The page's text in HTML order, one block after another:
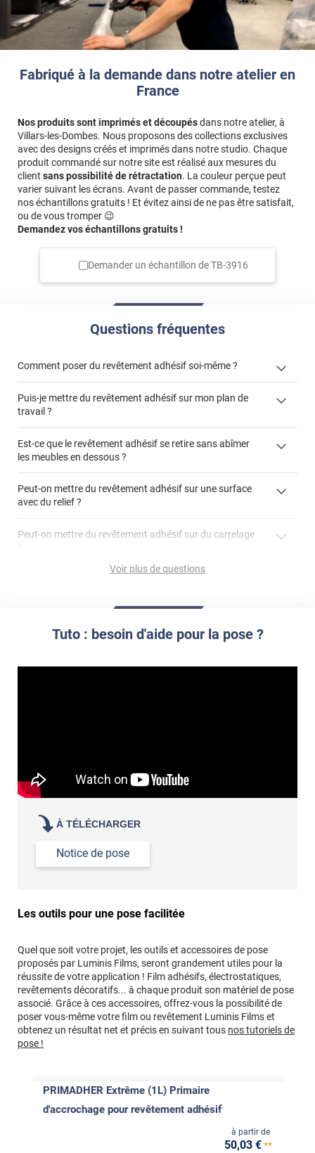
Fabriqué à la demande dans notre atelier en
France
Nos produits sont imprimés et découpésdans notre atelier, à
Villars-les-Dombes. Nous proposons des collections exclusives
avec des designs créés et imprimés dans notre studio. Chaque
produit commandé sur notre site est réalisé aux mesures du
client sans possibilité de rétractation. La couleur perçue peut
varier suivant les écrans. Avant de passer commande, testez
nos échantillons gratuits ! Et évitez ainsi de ne pas être satisfait,
ou de vous tromper 😉
Demandez vos échantillons gratuits !
Demander un échantillon deTB-3916
Questions fréquentes
Comment poser du revêtement adhésif soi-même ?
« Comment poser un revêtement adhésif ? »
Puis-je mettre du revêtement adhésif sur mon plan de
travail ?
revêtement adhésif sur un plan de travail de cuisine ?"
Est-ce que le revêtement adhésif se retire sans abîmer
les meubles en dessous ?
Utiliser une solution de dépose pour annuler l'action de la
revêtement adhésif.
Peut-on mettre du revêtement adhésif sur une surface
avec du relief ?
Peut-on mettre du revêtement adhésif sur du carrelage
Lisser la surface avec un enduit de lissage au préalable
Réussir la pose d'un revêtement adhésif dans les angles. »
Voir plus de questions
Tuto : besoin d'aide pour la pose ?
À TÉLÉCHARGER
Notice de pose
Les outils pour une pose facilitée
Quel que soit votre projet, les outils et accessoires de pose
proposés par Luminis Films, seront grandement utiles pour la
réussite de votre application ! Film adhésifs, électrostatiques,
revêtements décoratifs... à chaque produit son matériel de pose
associé. Grâce à ces accessoires, offrez-vous la possibilité de
poser vous-même votre film ou revêtement Luminis Films et
obtenez un résultat net et précis en suivant tous nos tutoriels de
pose !
PRIMADHER Extrême (1L) Primaire
d'accrochage pour revêtement adhésif
à partir de
50,03 €**